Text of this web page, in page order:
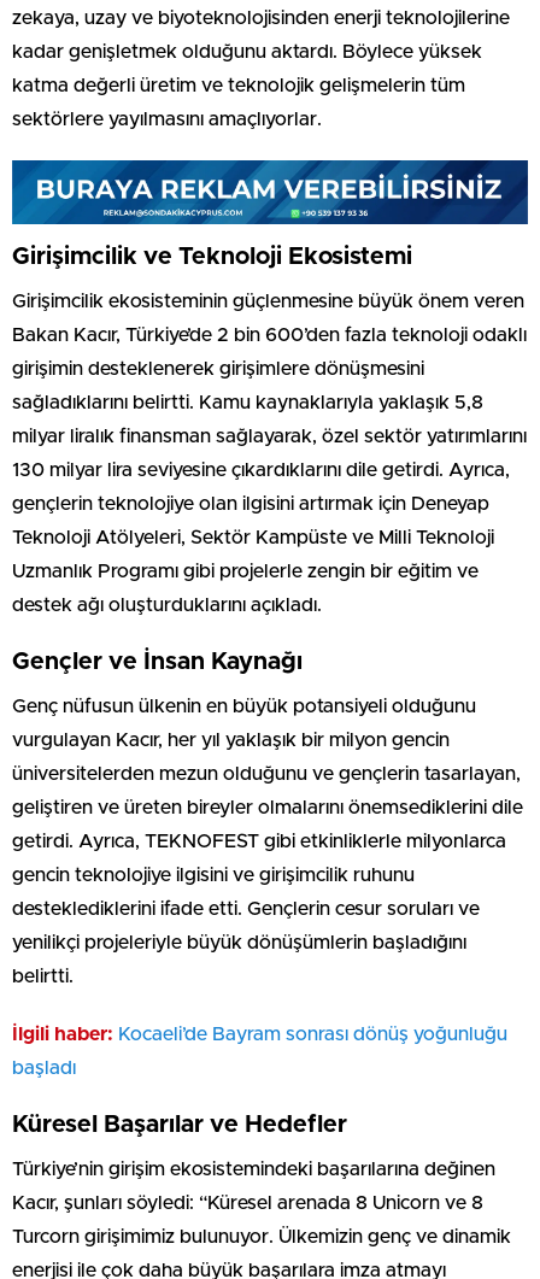
zekaya, uzay ve biyoteknolojisinden enerji teknolojilerine
kadar genişletmek olduğunu aktardı. Böylece yüksek
katma değerli üretim ve teknolojik gelişmelerin tüm
sektörlere yayılmasını amaçlıyorlar.
Girişimcilik ve Teknoloji Ekosistemi
Girişimcilik ekosisteminin güçlenmesine büyük önem veren
Bakan Kacır, Türkiye’de 2 bin 600’den fazla teknoloji odaklı
girişimin desteklenerek girişimlere dönüşmesini
sağladıklarını belirtti. Kamu kaynaklarıyla yaklaşık 5,8
milyar liralık finansman sağlayarak, özel sektör yatırımlarını
130 milyar lira seviyesine çıkardıklarını dile getirdi. Ayrıca,
gençlerin teknolojiye olan ilgisini artırmak için Deneyap
Teknoloji Atölyeleri, Sektör Kampüste ve Milli Teknoloji
Uzmanlık Programı gibi projelerle zengin bir eğitim ve
destek ağı oluşturduklarını açıkladı.
Gençler ve İnsan Kaynağı
Genç nüfusun ülkenin en büyük potansiyeli olduğunu
vurgulayan Kacır, her yıl yaklaşık bir milyon gencin
üniversitelerden mezun olduğunu ve gençlerin tasarlayan,
geliştiren ve üreten bireyler olmalarını önemsediklerini dile
getirdi. Ayrıca, TEKNOFEST gibi etkinliklerle milyonlarca
gencin teknolojiye ilgisini ve girişimcilik ruhunu
desteklediklerini ifade etti. Gençlerin cesur soruları ve
yenilikçi projeleriyle büyük dönüşümlerin başladığını
belirtti.
İlgili haber: Kocaeli’de Bayram sonrası dönüş yoğunluğu
başladı
Küresel Başarılar ve Hedefler
Türkiye’nin girişim ekosistemindeki başarılarına değinen
Kacır, şunları söyledi: “Küresel arenada 8 Unicorn ve 8
Turcorn girişimimiz bulunuyor. Ülkemizin genç ve dinamik
enerjisi ile çok daha büyük başarılara imza atmayı